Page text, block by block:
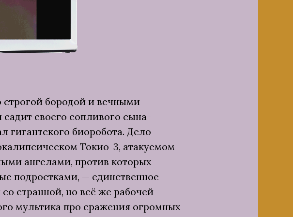
бородой и вечными
своего сопливого сына-
гигантского биоробота. Дело
Токио-3, атакуемом
ангелами, против которых
подростками, — единственное
странной, но всё же рабочей
мультика про сражения огромных